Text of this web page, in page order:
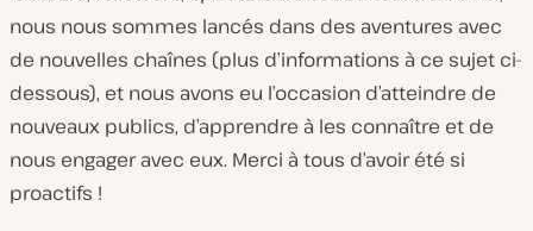
nous nous sommes lancés dans des aventures avec
de nouvelles chaînes (plus d’informations à ce sujet ci-
dessous), et nous avons eu l’occasion d’atteindre de
nouveaux publics, d’apprendre à les connaître et de
nous engager avec eux. Merci à tous d’avoir été si
proactifs !